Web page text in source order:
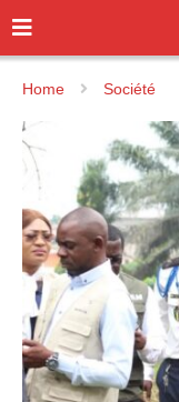
Home Société